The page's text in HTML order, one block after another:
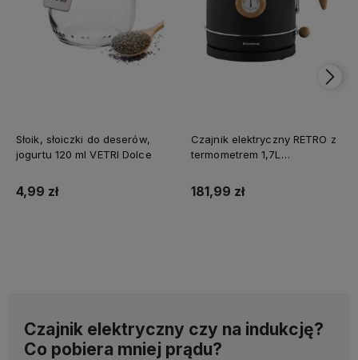
Słoik, słoiczki do deserów,
jogurtu 120 ml VETRI Dolce
4,99 zł
Czajnik elektryczny RETRO z
termometrem 1,7L
181,99 zł
Czajnik elektryczny czy na indukcję?
Co pobiera mniej prądu?